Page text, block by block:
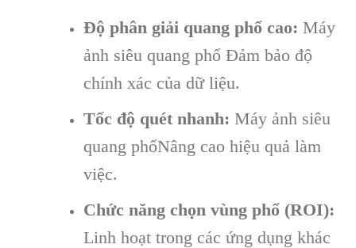
Độ phân giải quang phổ cao: Máy
ảnh siêu quang phổ Đảm bảo độ
chính xác của dữ liệu.
Tốc độ quét nhanh: Máy ảnh siêu
quang phổNâng cao hiệu quả làm
việc.
Chức năng chọn vùng phổ (ROI):
Linh hoạt trong các ứng dụng khác